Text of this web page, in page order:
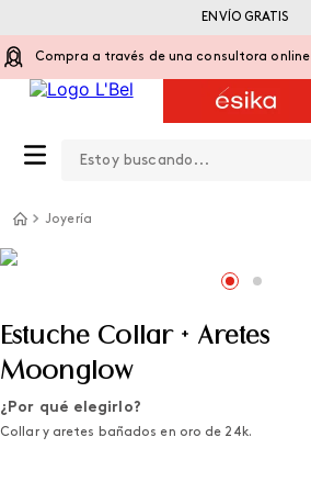
Compra a través de una consultora online
ENVÍO GRATIS
Joyería
Estuche Collar + Aretes
Moonglow
¿Por qué elegirlo?
Collar y aretes bañados en oro de 24k.